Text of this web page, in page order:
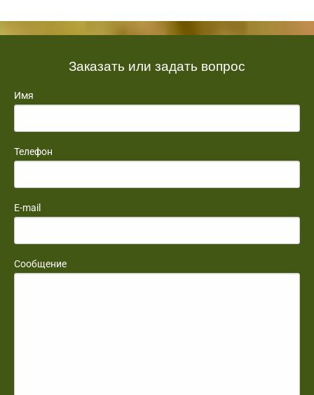
Заказать или задать вопрос
Имя
Телефон
E-mail
Сообщение